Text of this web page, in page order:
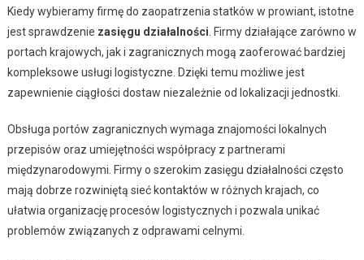
Kiedy wybieramy firmę do zaopatrzenia statków w prowiant, istotne
jest sprawdzenie zasięgu działalności. Firmy działające zarówno w
portach krajowych, jak i zagranicznych mogą zaoferować bardziej
kompleksowe usługi logistyczne. Dzięki temu możliwe jest
zapewnienie ciągłości dostaw niezależnie od lokalizacji jednostki.
Obsługa portów zagranicznych wymaga znajomości lokalnych
przepisów oraz umiejętności współpracy z partnerami
międzynarodowymi. Firmy o szerokim zasięgu działalności często
mają dobrze rozwiniętą sieć kontaktów w różnych krajach, co
ułatwia organizację procesów logistycznych i pozwala unikać
problemów związanych z odprawami celnymi.